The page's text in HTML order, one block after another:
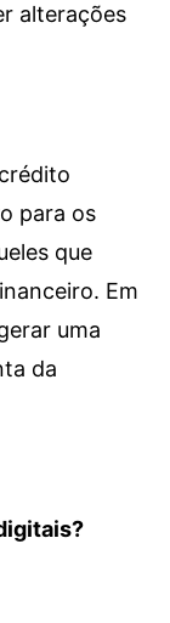
alterações
para os
que
Em
uma
da